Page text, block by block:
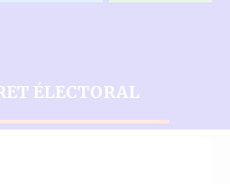
ÉLECTORAL